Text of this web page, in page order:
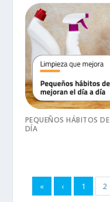
PEQUEÑOS HÁBITOS
DÍA
« ‹ 1 2